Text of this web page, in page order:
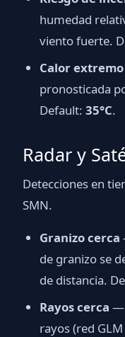
humedad
viento fuerte.
Calor extremo
pronosticada
Default: 35°C.
Radar y
Detecciones en
SMN.
Granizo cerca
de granizo se
de distancia.
Rayos cerca —
rayos (red